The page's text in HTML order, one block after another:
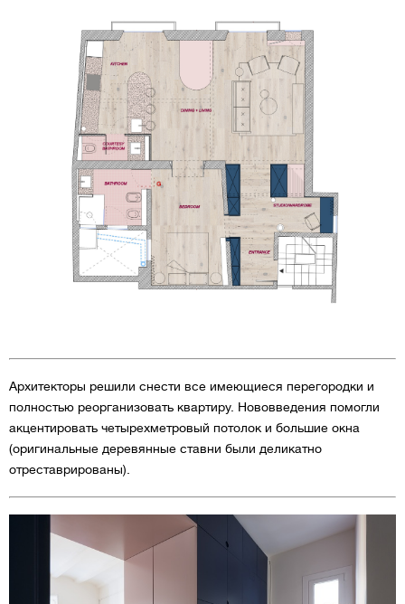
Архитекторы решили снести все имеющиеся перегородки и
полностью реорганизовать квартиру. Нововведения помогли
акцентировать четырехметровый потолок и большие окна
(оригинальные деревянные ставни были деликатно
отреставрированы).